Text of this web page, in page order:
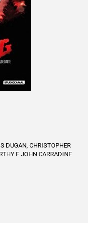
DUGAN, CHRISTOPHER
E JOHN CARRADINE